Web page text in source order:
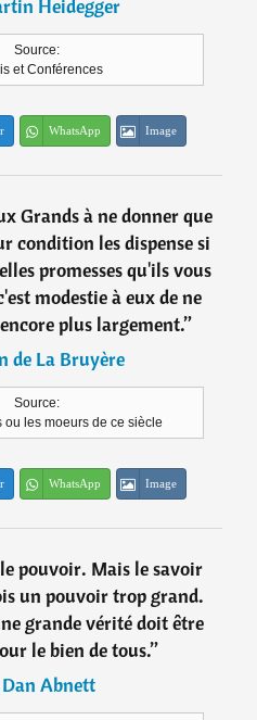
Heidegger
Source:
et Conférences
WhatsApp Image
Grands à ne donner que
condition les dispense si
promesses qu'ils vous
modestie à eux de ne
plus largement.”
de La Bruyère
Source:
ou les moeurs de ce siècle
WhatsApp Image
pouvoir. Mais le savoir
un pouvoir trop grand.
grande vérité doit être
le bien de tous.”
Dan Abnett